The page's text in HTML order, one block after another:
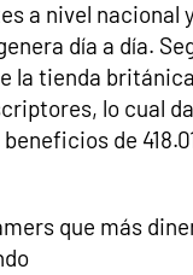
a nivel nacional
día a día.
la tienda
lo cual
de
que más